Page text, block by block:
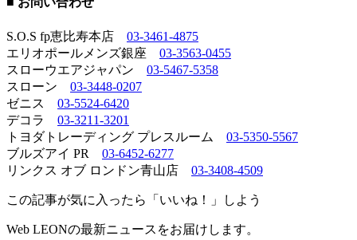
S.O.S fp恵比寿本店 03-3461-4875
エリオポールメンズ銀座 03-3563-0455
スローウエアジャパン 03-5467-5358
スローン 03-3448-0207
ゼニス 03-5524-6420
デコラ 03-3211-3201
トヨダトレーディング プレスルーム 03-5350-5567
ブルズアイ PR 03-6452-6277
リンクス オブ ロンドン青山店 03-3408-4509
この記事が気に入ったら「いいね！」しよう
Web LEONの最新ニュースをお届けします。